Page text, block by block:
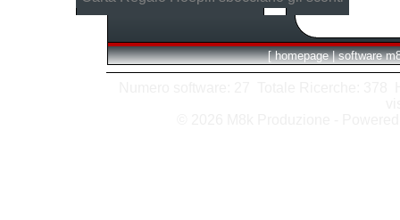
[ homepage | software